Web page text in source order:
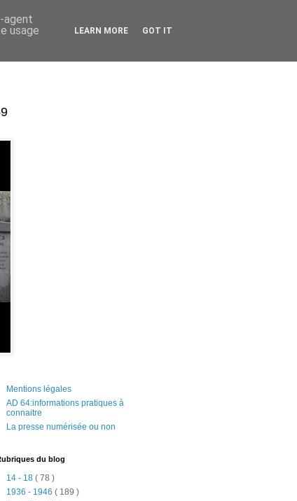
Mentions légales
AD 64:informations pratiques à
connaitre
La presse numérisée ou non
du blog
14 - 18 ( 78 )
1936 - 1946 ( 189 )
agent
usage
LEARN MORE GOT IT